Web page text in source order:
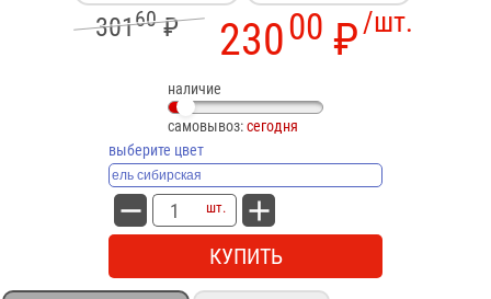
30160₽ /шт.
23000 ₽
наличие
самовывоз:сегодня
выберите цвет
шт.
КУПИТЬ